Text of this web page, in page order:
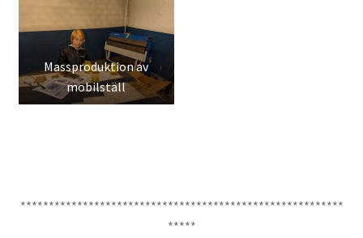
Massproduktion av
mobilställ
*********************************************************
*****